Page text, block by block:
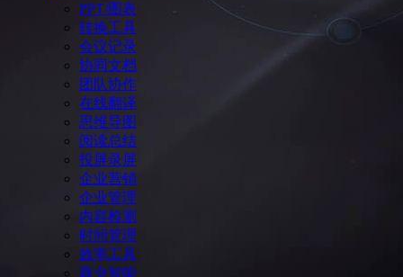
PPT/图表
转换工具
会议记录
协同文档
团队协作
在线翻译
思维导图
阅读总结
投屏录屏
企业营销
企业管理
内容检测
时间管理
效率工具
商业智能